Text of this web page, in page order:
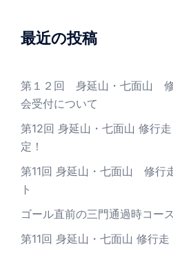
最近の投稿
第１２回 身延山・七面山
会受付について
第12回 身延山・七面山 修行
定！
第11回 身延山・七面山 修行
ト
ゴール直前の三門通過時コー
第11回 身延山・七面山 修行